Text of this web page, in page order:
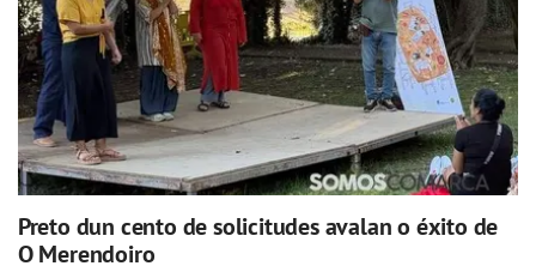
Preto dun cento de solicitudes avalan o éxito de
O Merendoiro